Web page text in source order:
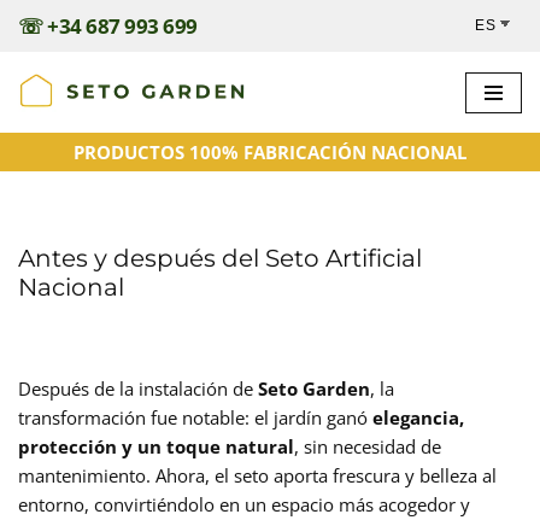
☏+34 687 993 699
PRODUCTOS 100% FABRICACIÓN NACIONAL
Antes y después del Seto Artificial
Nacional
Después de la instalación de Seto Garden, la
transformación fue notable: el jardín ganó elegancia,
protección y un toque natural, sin necesidad de
mantenimiento. Ahora, el seto aporta frescura y belleza al
entorno, convirtiéndolo en un espacio más acogedor y